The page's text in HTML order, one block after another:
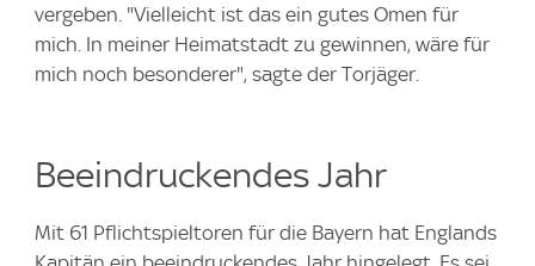
vergeben. "Vielleicht ist das ein gutes Omen für
mich. In meiner Heimatstadt zu gewinnen, wäre für
mich noch besonderer", sagte der Torjäger.
Beeindruckendes Jahr
Mit 61 Pflichtspieltoren für die Bayern hat Englands